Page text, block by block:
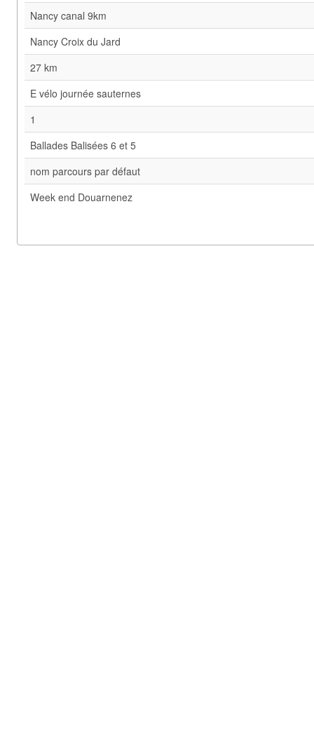
Nancy canal 9km
Nancy Croix du Jard
27 km
E vélo journée sauternes
1
Ballades Balisées 6 et 5
nom parcours par défaut
Week end Douarnenez